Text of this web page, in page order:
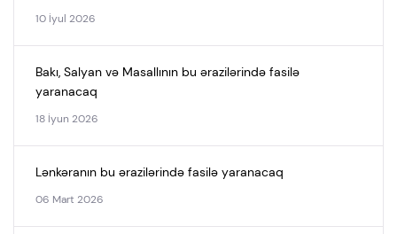
10 İyul 2026
Bakı, Salyan və Masallının bu ərazilərində fasilə
yaranacaq
18 İyun 2026
Lənkəranın bu ərazilərində fasilə yaranacaq
06 Mart 2026